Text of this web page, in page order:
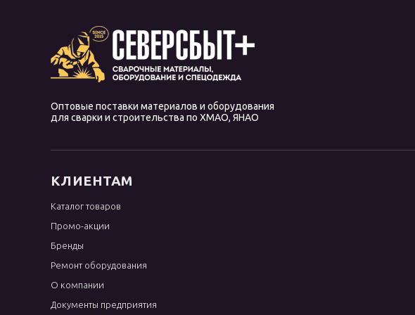
Оптовые поставки материалов и оборудования
для сварки и строительства по ХМАО, ЯНАО
КЛИЕНТАМ
Каталог товаров
Промо-акции
Бренды
Ремонт оборудования
О компании
Документы предприятия